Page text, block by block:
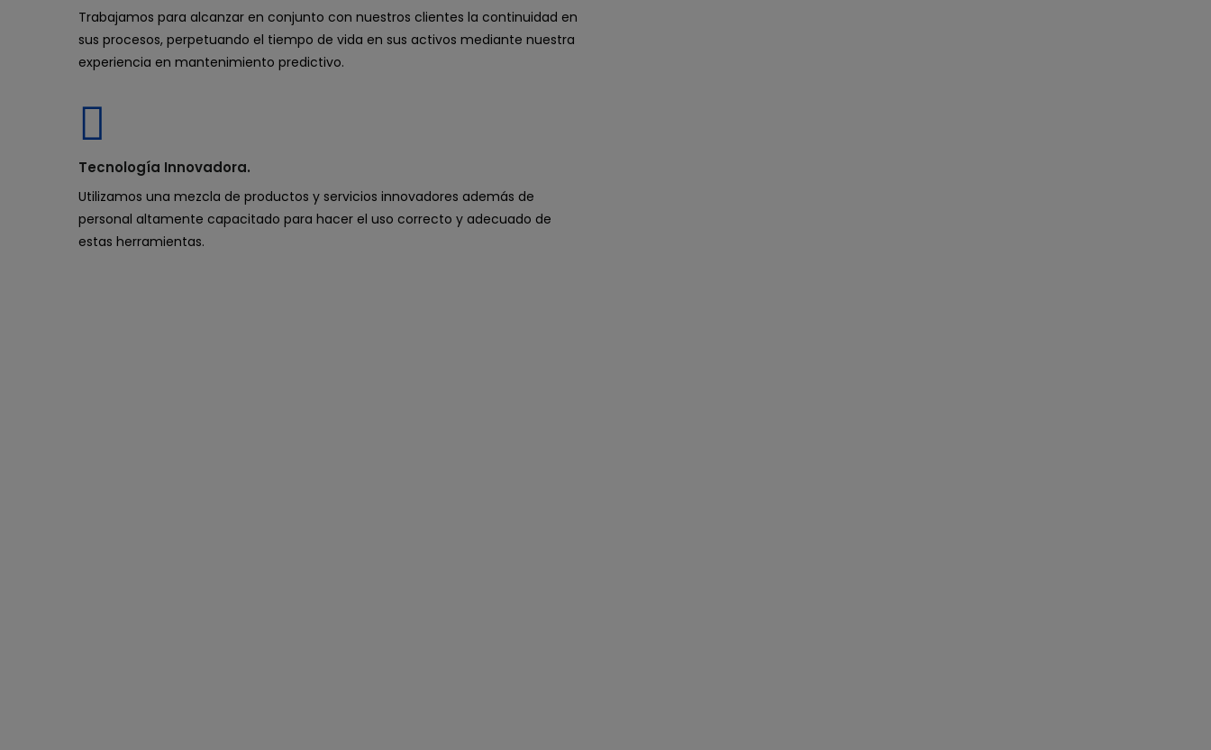
Trabajamos para alcanzar en conjunto con nuestros clientes la continuidad en
sus procesos, perpetuando el tiempo de vida en sus activos mediante nuestra
experiencia en mantenimiento predictivo.
Tecnología Innovadora.
Utilizamos una mezcla de productos y servicios innovadores además de
personal altamente capacitado para hacer el uso correcto y adecuado de
estas herramientas.